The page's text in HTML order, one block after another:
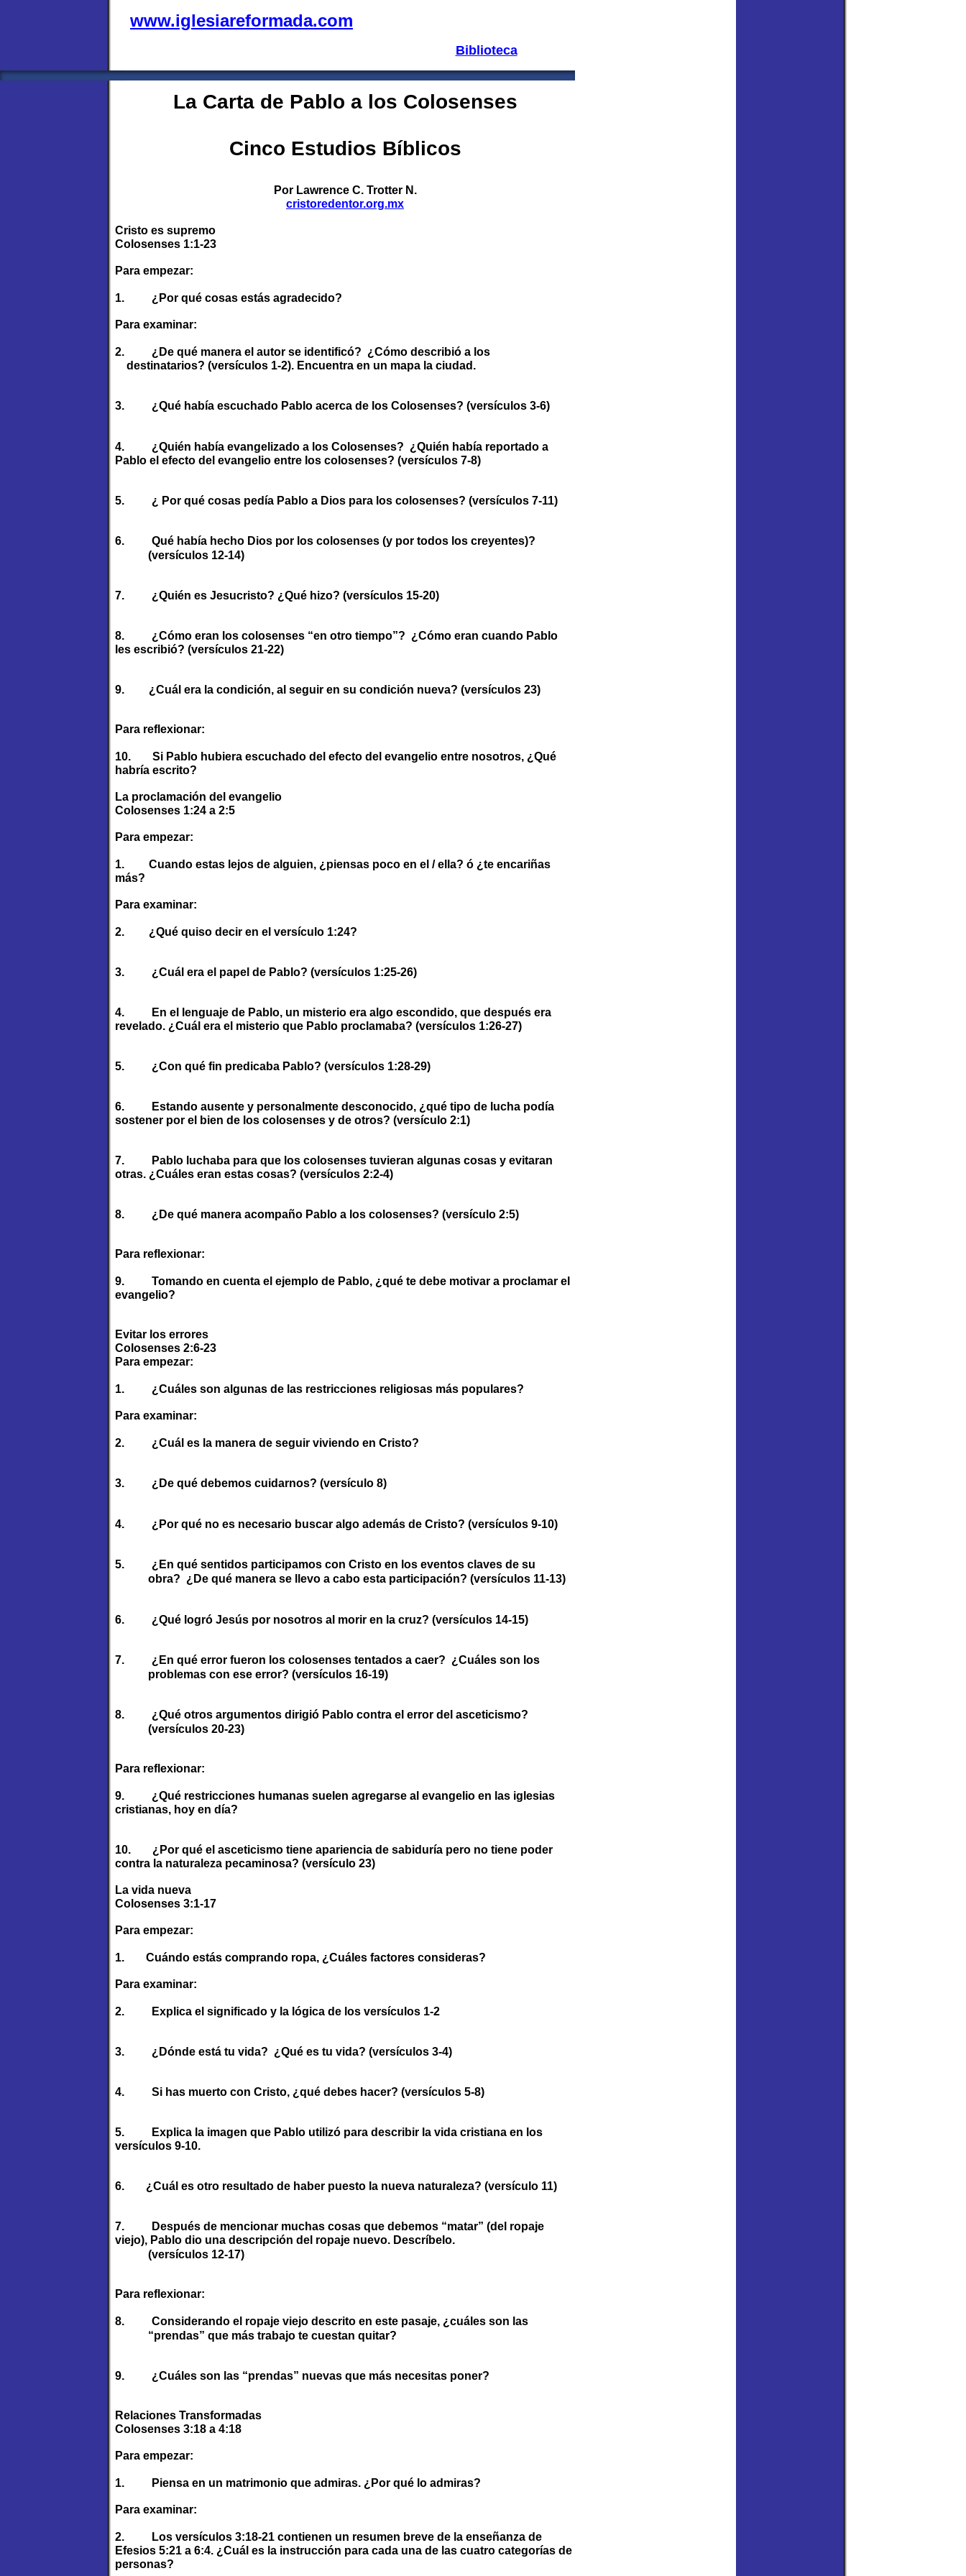
La Carta de Pablo a los Colosenses
Cinco Estudios Bíblicos
Por Lawrence C. Trotter N.
cristoredentor.org.mx
Cristo es supremo
Colosenses 1:1-23
Para empezar:
1. ¿Por qué cosas estás agradecido?
Para examinar:
2.
¿De qué manera el autor se identificó? ¿Cómo describió a los
destinatarios? (versículos 1-2). Encuentra en un mapa la ciudad.
3. ¿Qué había escuchado Pablo acerca de los Colosenses? (versículos 3-6)
4.
¿Quién había evangelizado a los Colosenses? ¿Quién había reportado a
Pablo el efecto del evangelio entre los colosenses? (versículos 7-8)
5. ¿ Por qué cosas pedía Pablo a Dios para los colosenses? (versículos 7-11)
6.
Qué había hecho Dios por los colosenses (y por todos los creyentes)?
(versículos 12-14)
7. ¿Quién es Jesucristo? ¿Qué hizo? (versículos 15-20)
8.
¿Cómo eran los colosenses “en otro tiempo”? ¿Cómo eran cuando Pablo
les escribió? (versículos 21-22)
9. ¿Cuál era la condición, al seguir en su condición nueva? (versículos 23)
Para reflexionar:
10.
Si Pablo hubiera escuchado del efecto del evangelio entre nosotros, ¿Qué
habría escrito?
La proclamación del evangelio
Colosenses 1:24 a 2:5
Para empezar:
1.
Cuando estas lejos de alguien, ¿piensas poco en el / ella? ó ¿te encariñas
más?
Para examinar:
2. ¿Qué quiso decir en el versículo 1:24?
3. ¿Cuál era el papel de Pablo? (versículos 1:25-26)
4.
En el lenguaje de Pablo, un misterio era algo escondido, que después era
revelado. ¿Cuál era el misterio que Pablo proclamaba? (versículos 1:26-27)
5. ¿Con qué fin predicaba Pablo? (versículos 1:28-29)
6.
Estando ausente y personalmente desconocido, ¿qué tipo de lucha podía
sostener por el bien de los colosenses y de otros? (versículo 2:1)
7.
Pablo luchaba para que los colosenses tuvieran algunas cosas y evitaran
otras. ¿Cuáles eran estas cosas? (versículos 2:2-4)
8. ¿De qué manera acompaño Pablo a los colosenses? (versículo 2:5)
Para reflexionar:
9.
Tomando en cuenta el ejemplo de Pablo, ¿qué te debe motivar a proclamar el
evangelio?
Evitar los errores
Colosenses 2:6-23
Para empezar:
1. ¿Cuáles son algunas de las restricciones religiosas más populares?
Para examinar:
2. ¿Cuál es la manera de seguir viviendo en Cristo?
3. ¿De qué debemos cuidarnos? (versículo 8)
4. ¿Por qué no es necesario buscar algo además de Cristo? (versículos 9-10)
5.
¿En qué sentidos participamos con Cristo en los eventos claves de su
obra? ¿De qué manera se llevo a cabo esta participación? (versículos 11-13)
6. ¿Qué logró Jesús por nosotros al morir en la cruz? (versículos 14-15)
7.
¿En qué error fueron los colosenses tentados a caer? ¿Cuáles son los
problemas con ese error? (versículos 16-19)
8.
¿Qué otros argumentos dirigió Pablo contra el error del asceticismo?
(versículos 20-23)
Para reflexionar:
9.
¿Qué restricciones humanas suelen agregarse al evangelio en las iglesias
cristianas, hoy en día?
10.
¿Por qué el asceticismo tiene apariencia de sabiduría pero no tiene poder
contra la naturaleza pecaminosa? (versículo 23)
La vida nueva
Colosenses 3:1-17
Para empezar:
1. Cuándo estás comprando ropa, ¿Cuáles factores consideras?
Para examinar:
2. Explica el significado y la lógica de los versículos 1-2
3. ¿Dónde está tu vida? ¿Qué es tu vida? (versículos 3-4)
4. Si has muerto con Cristo, ¿qué debes hacer? (versículos 5-8)
5.
Explica la imagen que Pablo utilizó para describir la vida cristiana en los
versículos 9-10.
6. ¿Cuál es otro resultado de haber puesto la nueva naturaleza? (versículo 11)
7.
Después de mencionar muchas cosas que debemos “matar” (del ropaje
viejo), Pablo dio una descripción del ropaje nuevo. Descríbelo.
(versículos 12-17)
Para reflexionar:
8.
Considerando el ropaje viejo descrito en este pasaje, ¿cuáles son las
“prendas” que más trabajo te cuestan quitar?
9. ¿Cuáles son las “prendas” nuevas que más necesitas poner?
Relaciones Transformadas
Colosenses 3:18 a 4:18
Para empezar:
1. Piensa en un matrimonio que admiras. ¿Por qué lo admiras?
Para examinar:
2.
Los versículos 3:18-21 contienen un resumen breve de la enseñanza de
Efesios 5:21 a 6:4. ¿Cuál es la instrucción para cada una de las cuatro categorías de
personas?
www.iglesiareformada.com
Biblioteca